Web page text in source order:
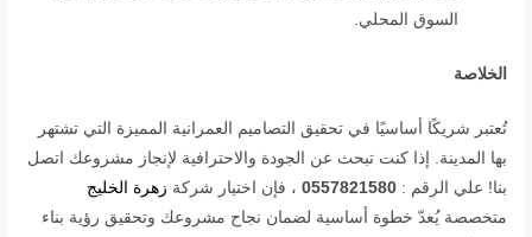
السوق المحلي.
الخلاصة
تُعتبر شريكًا أساسيًا في تحقيق التصاميم العمرانية المميزة التي تشتهر
بها المدينة. إذا كنت تبحث عن الجودة والاحترافية لإنجاز مشروعك اتصل
بنا! علي الرقم :0557821580 ، فإن اختيار شركة زهرة الخليج
متخصصة يُعدّ خطوة أساسية لضمان نجاح مشروعك وتحقيق رؤية بناء